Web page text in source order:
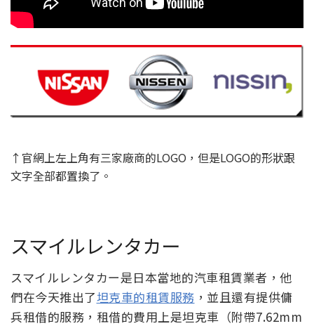
↑官網上左上角有三家廠商的LOGO，但是LOGO的形狀跟
文字全部都置換了。
スマイルレンタカー
スマイルレンタカー是日本當地的汽車租賃業者，他
們在今天推出了坦克車的租賃服務 ，並且還有提供傭
兵租借的服務，租借的費用上是坦克車（附帶7.62mm